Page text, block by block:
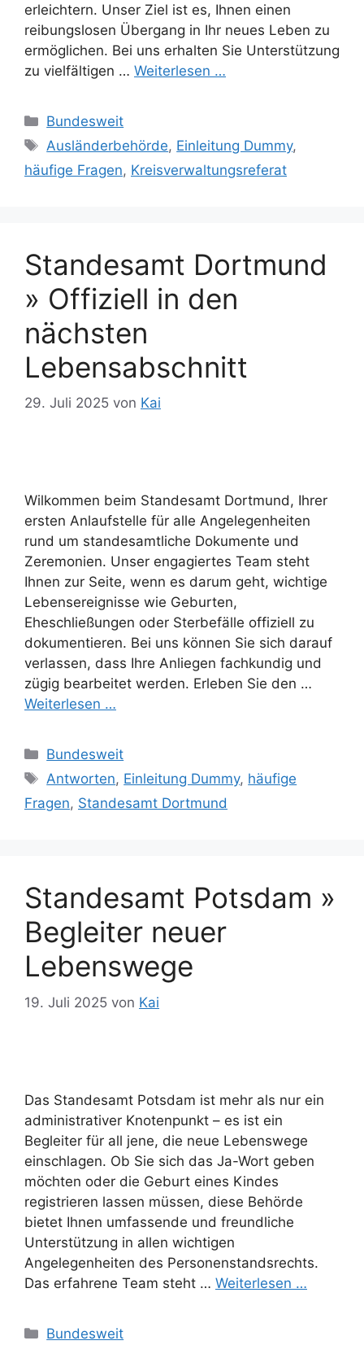
erleichtern. Unser Ziel ist es, Ihnen einen
reibungslosen Übergang in Ihr neues Leben zu
ermöglichen. Bei uns erhalten Sie Unterstützung
zu vielfältigen … Weiterlesen …
Kategorien
Bundesweit
Schlagwörter
Ausländerbehörde, Einleitung Dummy,
häufige Fragen, Kreisverwaltungsreferat
Standesamt Dortmund
» Offiziell in den
nächsten
Lebensabschnitt
29. Juli 2025 von Kai
Wilkommen beim Standesamt Dortmund, Ihrer
ersten Anlaufstelle für alle Angelegenheiten
rund um standesamtliche Dokumente und
Zeremonien. Unser engagiertes Team steht
Ihnen zur Seite, wenn es darum geht, wichtige
Lebensereignisse wie Geburten,
Eheschließungen oder Sterbefälle offiziell zu
dokumentieren. Bei uns können Sie sich darauf
verlassen, dass Ihre Anliegen fachkundig und
zügig bearbeitet werden. Erleben Sie den …
Weiterlesen …
Kategorien
Bundesweit
Schlagwörter
Antworten, Einleitung Dummy, häufige
Fragen, Standesamt Dortmund
Standesamt Potsdam »
Begleiter neuer
Lebenswege
19. Juli 2025 von Kai
Das Standesamt Potsdam ist mehr als nur ein
administrativer Knotenpunkt – es ist ein
Begleiter für all jene, die neue Lebenswege
einschlagen. Ob Sie sich das Ja-Wort geben
möchten oder die Geburt eines Kindes
registrieren lassen müssen, diese Behörde
bietet Ihnen umfassende und freundliche
Unterstützung in allen wichtigen
Angelegenheiten des Personenstandsrechts.
Das erfahrene Team steht … Weiterlesen …
Kategorien
Bundesweit